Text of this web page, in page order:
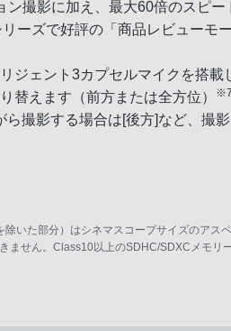
撮影に加え、最大60倍のスピー
ーズで好評の「商品レビューモ
ジェント3カプセルマイクを搭載
替えます（前方または全方位）
※7
撮影する場合は[後方]など、撮
いた部分）はシネマスコープサイズのアス
ません。Class10以上のSDHC/SDXCメモ